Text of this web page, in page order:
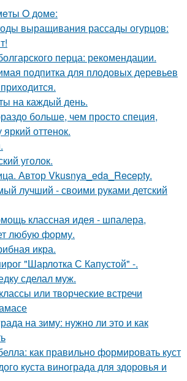
O дoмe:
выращивания рассады огурцов:
перца: рекомендации.
подпитка для плодовых деревьев
на каждый день.
больше, чем просто специя,
оттенок.
уголок.
Автор Vkusnya_eda_Recepty.
лучший - своими руками детский
классная идея - шпалера,
любую форму.
икра.
"Шарлотка С Капустой" -.
сделал муж.
или творческие встречи
на зиму: нужно ли это и как
как правильно формировать куст
куста винограда для здоровья и